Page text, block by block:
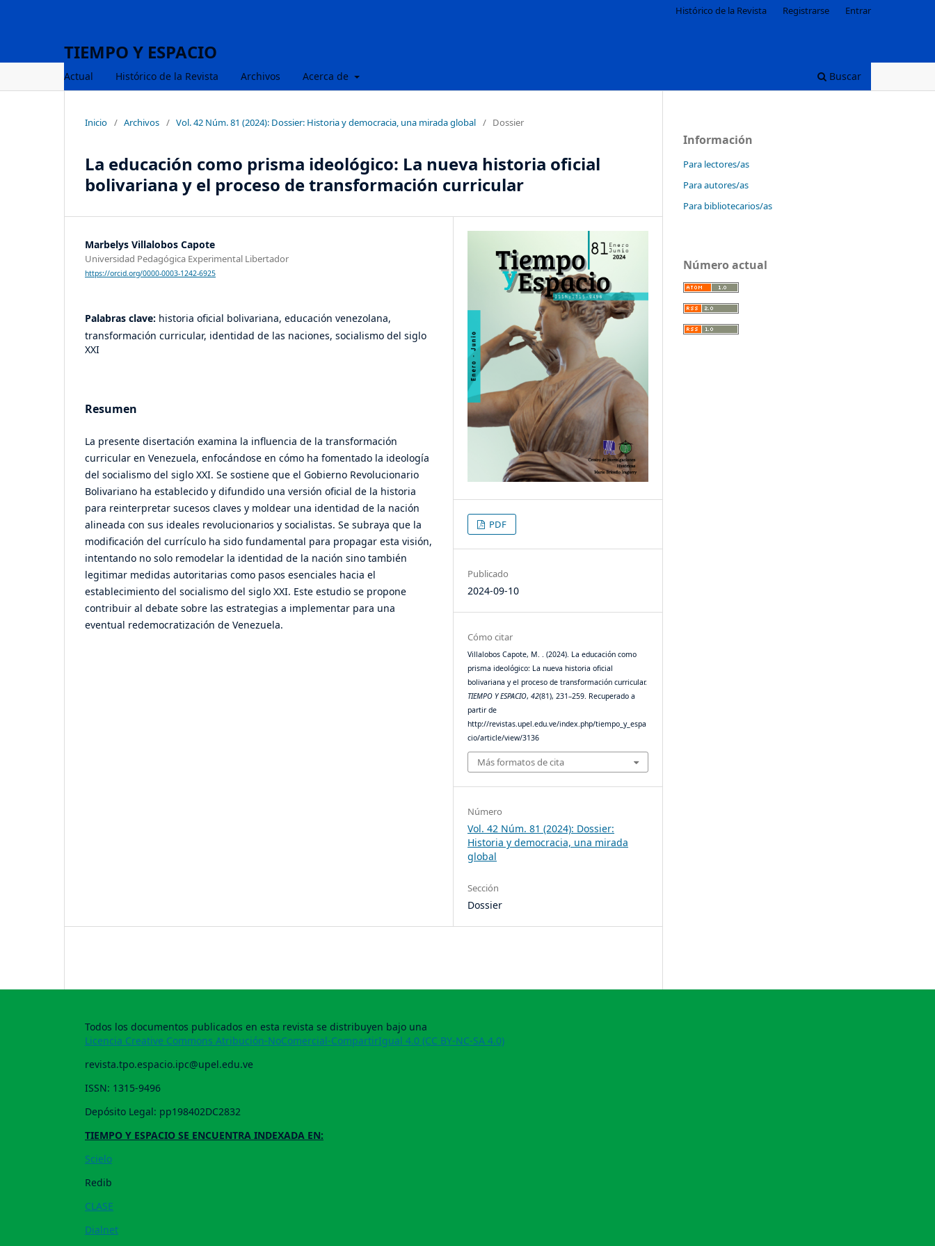
TIEMPO Y ESPACIO
Actual Histórico de la Revista Archivos Acerca de Buscar
Histórico de la Revista Registrarse Entrar
Inicio / Archivos / Vol. 42 Núm. 81 (2024): Dossier: Historia y democracia, una mirada global / Dossier
La educación como prisma ideológico: La nueva historia oficial
bolivariana y el proceso de transformación curricular
Marbelys Villalobos Capote
Universidad Pedagógica Experimental Libertador
https://orcid.org/0000-0003-1242-6925
Palabras clave: historia oficial bolivariana, educación venezolana,
transformación curricular, identidad de las naciones, socialismo del siglo
XXI
Resumen
La presente disertación examina la influencia de la transformación
curricular en Venezuela, enfocándose en cómo ha fomentado la ideología
del socialismo del siglo XXI. Se sostiene que el Gobierno Revolucionario
Bolivariano ha establecido y difundido una versión oficial de la historia
para reinterpretar sucesos claves y moldear una identidad de la nación
alineada con sus ideales revolucionarios y socialistas. Se subraya que la
modificación del currículo ha sido fundamental para propagar esta visión,
intentando no solo remodelar la identidad de la nación sino también
legitimar medidas autoritarias como pasos esenciales hacia el
establecimiento del socialismo del siglo XXI. Este estudio se propone
contribuir al debate sobre las estrategias a implementar para una
eventual redemocratización de Venezuela.
PDF
Publicado
2024-09-10
Cómo citar
Villalobos Capote, M. . (2024). La educación como
prisma ideológico: La nueva historia oficial
bolivariana y el proceso de transformación curricular.
TIEMPO Y ESPACIO,42(81), 231–259. Recuperado a
partir de
http://revistas.upel.edu.ve/index.php/tiempo_y_espa
cio/article/view/3136
Más formatos de cita
Número
Vol. 42 Núm. 81 (2024): Dossier:
Historia y democracia, una mirada
global
Sección
Dossier
Información
Para lectores/as
Para autores/as
Para bibliotecarios/as
Número actual
Todos los documentos publicados en esta revista se distribuyen bajo una
Licencia Creative Commons Atribución-NoComercial-CompartirIgual 4.0 (CC BY-NC-SA 4.0)
revista.tpo.espacio.ipc@upel.edu.ve
ISSN: 1315-9496
Depósito Legal: pp198402DC2832
TIEMPO Y ESPACIO SE ENCUENTRA INDEXADA EN:
Scielo
Redib
CLASE
Dialnet